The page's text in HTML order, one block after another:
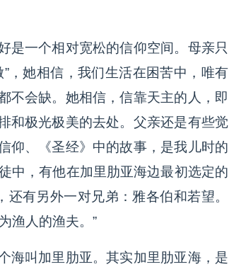
是一个相对宽松的信仰空间。母亲只
，她相信，我们生活在困苦中，唯有
不会缺。她相信，信靠天主的人，即
和极光极美的去处。父亲还是有些觉
仰、《圣经》中的故事，是我儿时的
中，有他在加里肋亚海边最初选定的
有另外一对兄弟：雅各伯和若望。
渔人的渔夫。”
海叫加里肋亚。其实加里肋亚海，是